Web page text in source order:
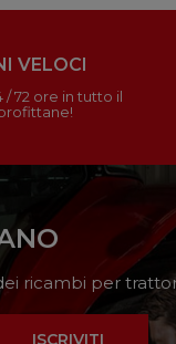
VELOCI
72 ore in tutto il
ricambi per
ISCRIVITI